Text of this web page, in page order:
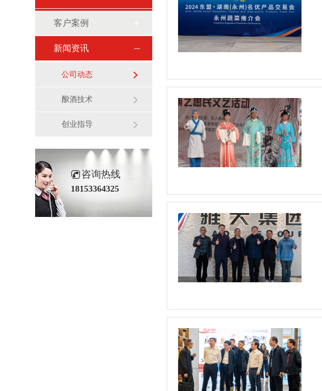
客户案例
新闻资讯
公司动态
酿酒技术
创业指导
咨询热线
18153364325